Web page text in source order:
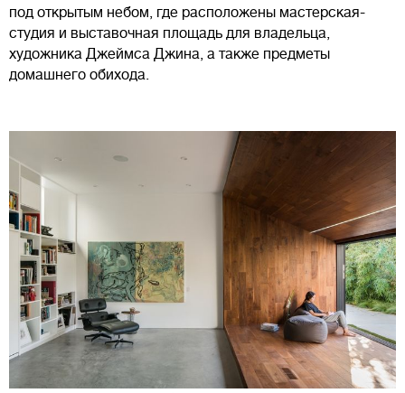
под открытым небом, где расположены мастерская-
студия и выставочная площадь для владельца,
художника Джеймса Джина, а также предметы
домашнего обихода.